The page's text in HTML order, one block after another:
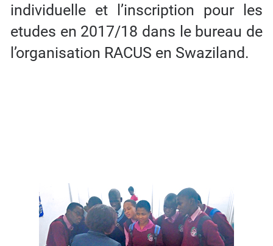
individuelle et l’inscription pour les
etudes en 2017/18 dans le bureau de
l’organisation RACUS en Swaziland.